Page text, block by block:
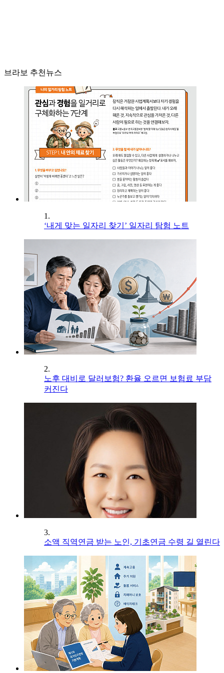
브라보 추천뉴스
1.
‘내게 맞는 일자리 찾기’ 일자리 탐험 노트
2.
노후 대비로 달러보험? 환율 오르면 보험료 부담
커진다
3.
소액 직역연금 받는 노인, 기초연금 수령 길 열린다